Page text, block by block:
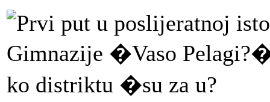
Prvi put u poslijeratnoj
Gimnazije �Vaso
ko distriktu �su za u?